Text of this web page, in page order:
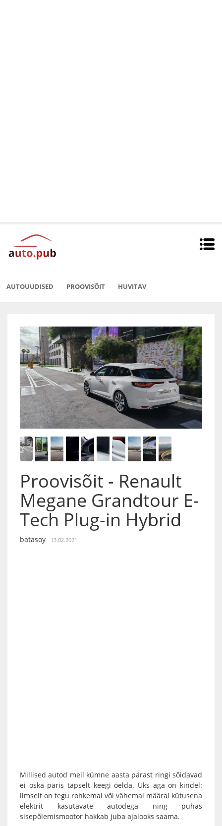
AUTOUUDISED PROOVISÕIT HUVITAV
Proovisõit - Renault
Megane Grandtour E-
Tech Plug-in Hybrid
batasoy 13.02.2021
Millised autod meil kümne aasta pärast ringi sõidavad
ei oska päris täpselt keegi öelda. Üks aga on kindel:
ilmselt on tegu rohkemal või vähemal määral kütusena
elektrit kasutavate autodega ning puhas
sisepõlemismootor hakkab juba ajalooks saama.